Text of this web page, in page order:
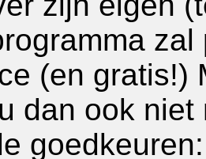
(en gratis!)
dan ook